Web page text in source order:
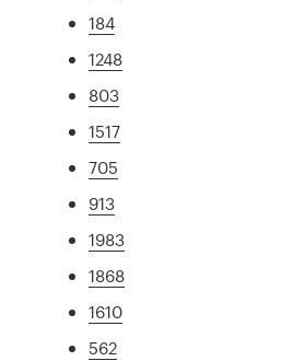
184
1248
803
1517
705
913
1983
1868
1610
562